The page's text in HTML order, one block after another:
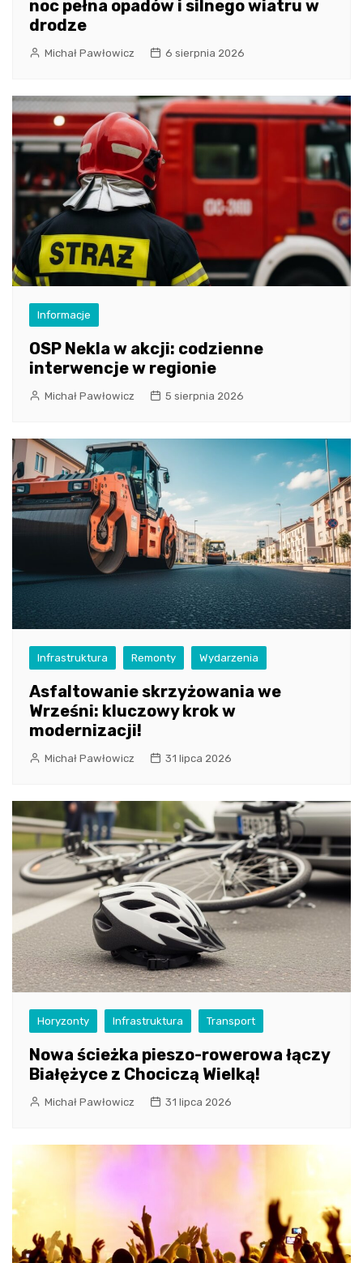
noc pełna opadów i silnego wiatru w
drodze
Michał Pawłowicz 6 sierpnia 2026
Informacje
OSP Nekla w akcji: codzienne
interwencje w regionie
Michał Pawłowicz 5 sierpnia 2026
Infrastruktura Remonty Wydarzenia
Asfaltowanie skrzyżowania we
Wrześni: kluczowy krok w
modernizacji!
Michał Pawłowicz 31 lipca 2026
Horyzonty Infrastruktura Transport
Nowa ścieżka pieszo-rowerowa łączy
Białężyce z Chociczą Wielką!
Michał Pawłowicz 31 lipca 2026